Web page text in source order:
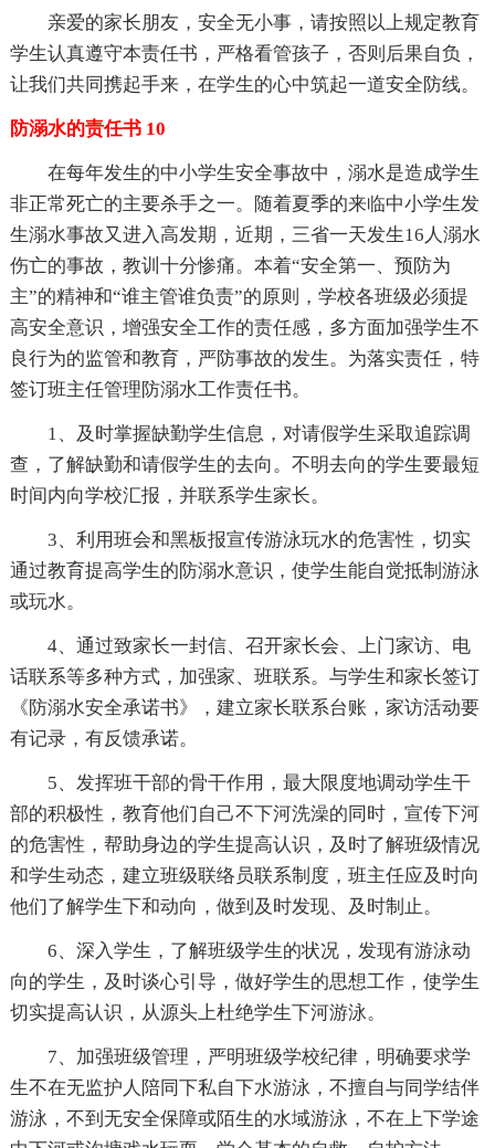
亲爱的家长朋友，安全无小事，请按照以上规定教育
学生认真遵守本责任书，严格看管孩子，否则后果自负，
让我们共同携起手来，在学生的心中筑起一道安全防线。
防溺水的责任书 10
在每年发生的中小学生安全事故中，溺水是造成学生
非正常死亡的主要杀手之一。随着夏季的来临中小学生发
生溺水事故又进入高发期，近期，三省一天发生16人溺水
伤亡的事故，教训十分惨痛。本着“安全第一、预防为
主”的精神和“谁主管谁负责”的原则，学校各班级必须提
高安全意识，增强安全工作的责任感，多方面加强学生不
良行为的监管和教育，严防事故的发生。为落实责任，特
签订班主任管理防溺水工作责任书。
1、及时掌握缺勤学生信息，对请假学生采取追踪调
查，了解缺勤和请假学生的去向。不明去向的学生要最短
时间内向学校汇报，并联系学生家长。
3、利用班会和黑板报宣传游泳玩水的危害性，切实
通过教育提高学生的防溺水意识，使学生能自觉抵制游泳
或玩水。
4、通过致家长一封信、召开家长会、上门家访、电
话联系等多种方式，加强家、班联系。与学生和家长签订
《防溺水安全承诺书》，建立家长联系台账，家访活动要
有记录，有反馈承诺。
5、发挥班干部的骨干作用，最大限度地调动学生干
部的积极性，教育他们自己不下河洗澡的同时，宣传下河
的危害性，帮助身边的学生提高认识，及时了解班级情况
和学生动态，建立班级联络员联系制度，班主任应及时向
他们了解学生下和动向，做到及时发现、及时制止。
6、深入学生，了解班级学生的状况，发现有游泳动
向的学生，及时谈心引导，做好学生的思想工作，使学生
切实提高认识，从源头上杜绝学生下河游泳。
7、加强班级管理，严明班级学校纪律，明确要求学
生不在无监护人陪同下私自下水游泳，不擅自与同学结伴
游泳，不到无安全保障或陌生的水域游泳，不在上下学途